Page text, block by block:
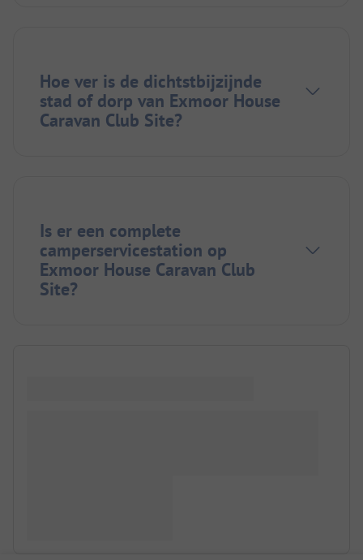
Hoe ver is de dichtstbijzijnde
stad of dorp van Exmoor House
Caravan Club Site?
Is er een complete
camperservicestation op
Exmoor House Caravan Club
Site?